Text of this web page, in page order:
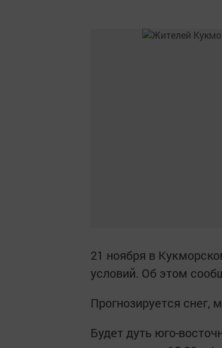
21 ноября в
условий. Об этом
Прогнозируется
Будет дуть юго-